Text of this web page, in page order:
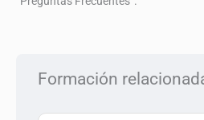
Formación